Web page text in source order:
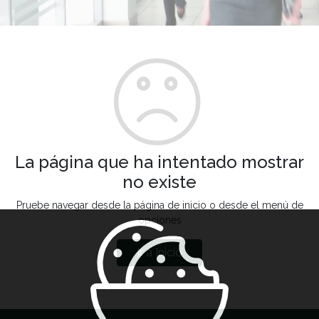
La página que ha intentado mostrar
no existe
Pruebe navegar desde la página de inicio o desde el menú de
opciones
Ir a Inicio